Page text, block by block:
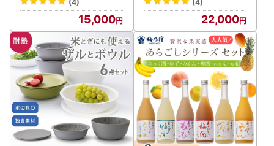
(4)
15,000
(4)
22,000